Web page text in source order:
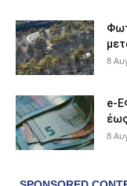
8
e-
8